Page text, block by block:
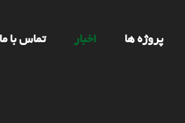
پروژه ها اخبار تماس با ما